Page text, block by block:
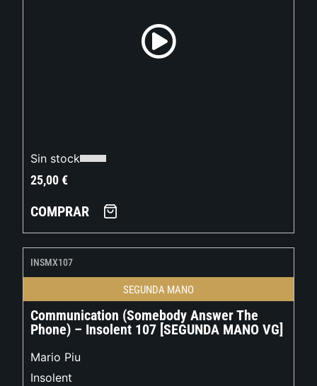
Sin stock
25,00€
COMPRAR
INSMX107
SEGUNDA MANO
Communication (Somebody Answer The
Phone) – Insolent 107 [SEGUNDA MANO VG]
Mario Piu
Insolent